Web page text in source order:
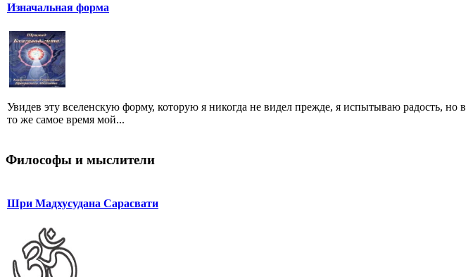
Изначальная форма
Увидев эту вселенскую форму, которую я никогда не видел прежде, я испытываю радость, но в
то же самое время мой...
Философы и мыслители
Шри Мадхусудана Сарасвати